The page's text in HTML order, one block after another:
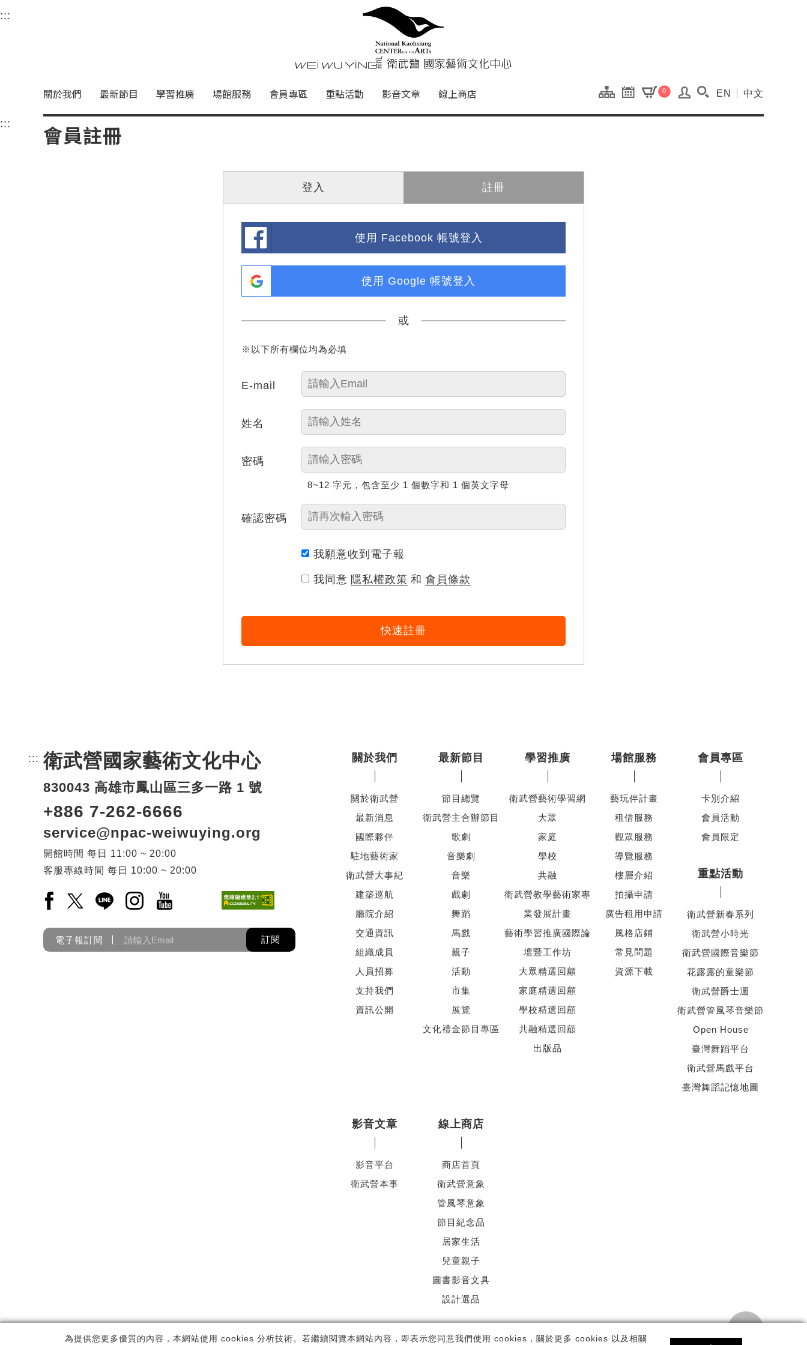
衛武營國家藝術文化中心
中央內容區塊，為本頁主要內容區。
::: 衛武營國家藝術文化中心 National
關於我們 最新節目 學習推廣 場館服務 會員專區 重點活動 影音文章 線上商店 0 搜尋(開啟搜尋視窗)
EN 中文
::: 中央內容區塊，為本頁主要內容區。
會員註冊
登入 註冊
使用 Facebook 帳號登入
使用 Google 帳號登入
或
※以下所有欄位均為必填
E-mail
姓名
密碼
8~12 字元，包含至少 1 個數字和 1 個英文字母
確認密碼
我願意收到電子報
我同意 隱私權政策 和 會員條款
快速註冊
為提供您更多優質的內容，本網站使用 cookies 分析技術。若繼續閱覽本網站內容，即表示您同意我們使用 cookies，關於更多 cookies 以及相關
::: 頁尾網站資訊。
衛武營國家藝術文化中心
830043 高雄市鳳山區三多一路 1 號
+886 7-262-6666
service@npac-weiwuying.org
開館時間 每日
11:00 ~ 20:00
客服專線時間 每日 10:00 ~ 20:00
Facebook(另開新視窗)
X(另開新視窗)
LINE(另開新視窗)
Instagram(另開新視窗)
YouTube(另開新視窗)
電子報訂閱 訂閱
關於我們
關於衛武營
最新消息
國際夥伴
駐地藝術家
衛武營大事紀
建築巡航
廳院介紹
交通資訊
組織成員
人員招募
支持我們
資訊公開
最新節目
節目總覽
衛武營主合辦節目
歌劇
音樂劇
音樂
戲劇
舞蹈
馬戲
親子
活動
市集
展覽
文化禮金節目專區
學習推廣
衛武營藝術學習網
大眾
家庭
學校
共融
衛武營教學藝術家專
業發展計畫
藝術學習推廣國際論
壇暨工作坊
大眾精選回顧
家庭精選回顧
學校精選回顧
共融精選回顧
出版品
場館服務
藝玩伴計畫
租借服務
觀眾服務
導覽服務
樓層介紹
拍攝申請
廣告租用申請
風格店鋪
常見問題
資源下載
會員專區
卡別介紹
會員活動
會員限定
重點活動
衛武營新春系列
衛武營小時光
衛武營國際音樂節
花露露的童樂節
衛武營爵士週
衛武營管風琴音樂節
Open House
臺灣舞蹈平台
衛武營馬戲平台
臺灣舞蹈記憶地圖
影音文章
影音平台
衛武營本事
線上商店
商店首頁
衛武營意象
管風琴意象
節目紀念品
居家生活
兒童親子
圖書影音文具
設計選品